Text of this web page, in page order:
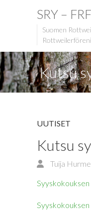
SRY – FRF
Suomen
Kutsu
UUTISET
Kutsu
Tuija